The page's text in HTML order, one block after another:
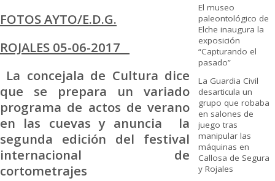
FOTOS AYTO/E.D.G.
ROJALES 05-06-2017
La concejala de Cultura dice
que se prepara un variado
programa de actos de verano
en las cuevas y anuncia la
segunda edición del festival
internacional de
cortometrajes
El museo
paleontológico de
Elche inaugura la
exposición
“Capturando el
pasado”
La Guardia Civil
desarticula un
grupo que robaba
en salones de
juego tras
manipular las
máquinas en
Callosa de Segura
y Rojales